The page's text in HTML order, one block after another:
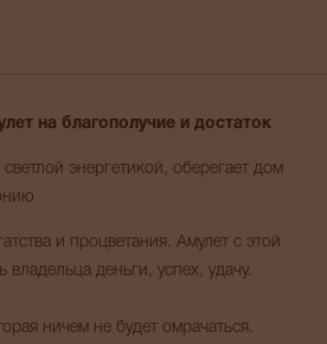
на благополучие и достаток
энергетикой, оберегает дом
и процветания. Амулет с этой
деньги, успех, удачу.
ничем не будет омрачаться.